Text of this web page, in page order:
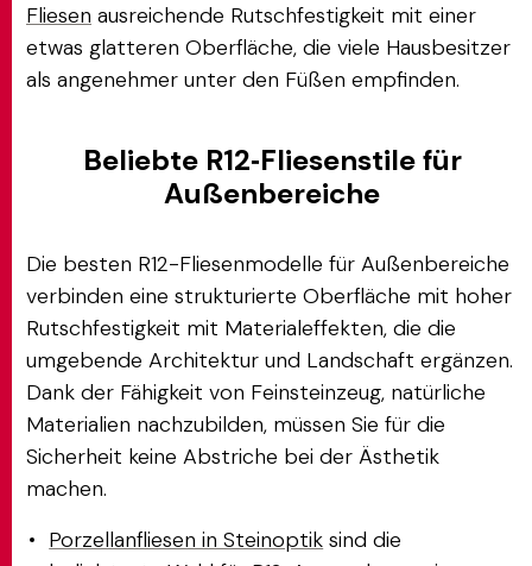
Fliesen ausreichende Rutschfestigkeit mit einer
etwas glatteren Oberfläche, die viele Hausbesitzer
als angenehmer unter den Füßen empfinden.
Beliebte R12‑Fliesenstile für
Außenbereiche
Die besten R12-Fliesenmodelle für Außenbereiche
verbinden eine strukturierte Oberfläche mit hoher
Rutschfestigkeit mit Materialeffekten, die die
umgebende Architektur und Landschaft ergänzen.
Dank der Fähigkeit von Feinsteinzeug, natürliche
Materialien nachzubilden, müssen Sie für die
Sicherheit keine Abstriche bei der Ästhetik
machen.
Porzellanfliesen in Steinoptik sind die